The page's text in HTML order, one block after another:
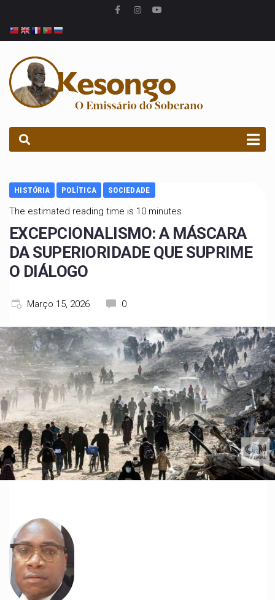
HISTÓRIA POLÍTICA SOCIEDADE
The estimated reading time is 10 minutes
EXCEPCIONALISMO: A MÁSCARA
DA SUPERIORIDADE QUE SUPRIME
O DIÁLOGO
Março 15, 2026 0
PROCURAR